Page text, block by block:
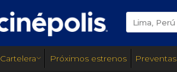
Lima, Perú
Cartelera Próximos estrenos Preventas